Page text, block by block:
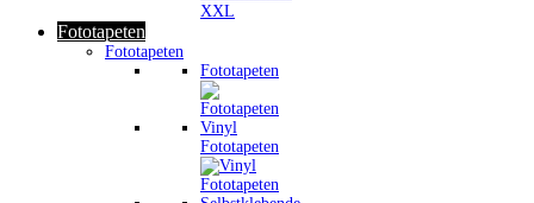
Fototapeten
Fototapeten
Fototapeten
Vinyl
Fototapeten